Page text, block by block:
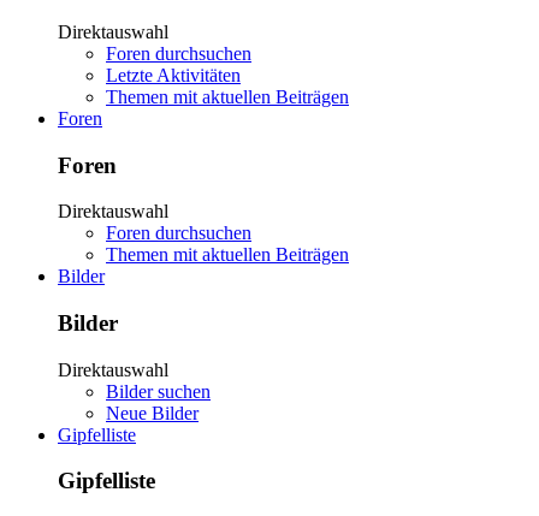
Direktauswahl
Foren durchsuchen
Letzte Aktivitäten
Themen mit aktuellen Beiträgen
Foren
Foren
Direktauswahl
Foren durchsuchen
Themen mit aktuellen Beiträgen
Bilder
Bilder
Direktauswahl
Bilder suchen
Neue Bilder
Gipfelliste
Gipfelliste